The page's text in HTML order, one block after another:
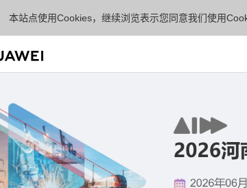
本站点使用Cookies，继续浏览表示您同意我们使用